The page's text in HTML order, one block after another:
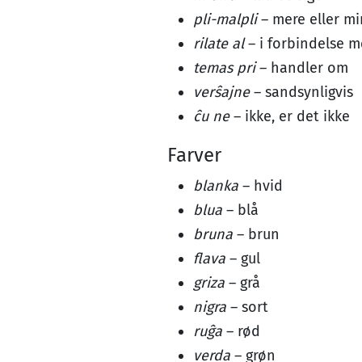
pli-malpli– mere eller
rilate al– i forbindelse
temas pri– handler om
verŝajne– sandsynligvis
ĉu ne– ikke, er det ikke
Farver
blanka – hvid
blua – blå
bruna – brun
flava – gul
griza – grå
nigra – sort
ruĝa – rød
verda – grøn